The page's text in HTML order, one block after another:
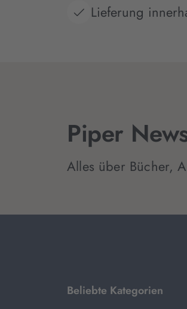
sein“
in
Lieferung
Piper
Alles über Bücher,
Beliebte Kategorien